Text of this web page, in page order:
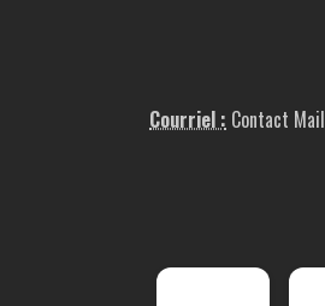
Courriel : Contact Mail